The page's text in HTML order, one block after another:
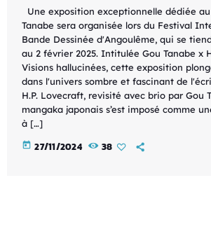
Une exposition exceptionnelle dédiée
Tanabe sera organisée lors du Festival
Bande Dessinée d'Angoulême, qui se
au 2 février 2025. Intitulée Gou Tanabe x
Visions hallucinées, cette exposition
dans l'univers sombre et fascinant de
H.P. Lovecraft, revisité avec brio par Gou
mangaka japonais s’est imposé comme
à […]
today 27/11/2024 38